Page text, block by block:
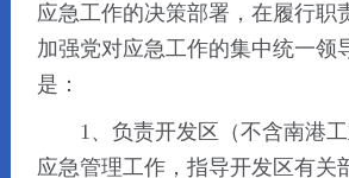
应急工作的决策部署，在履行职
加强党对应急工作的集中统一领
是：
1、负责开发区（不含南港工
应急管理工作，指导开发区有关